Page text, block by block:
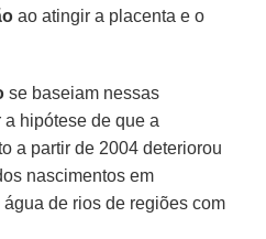
ao atingir a placenta e o
se baseiam nessas
hipótese de que a
a partir de 2004 deteriorou
nascimentos em
de rios de regiões com